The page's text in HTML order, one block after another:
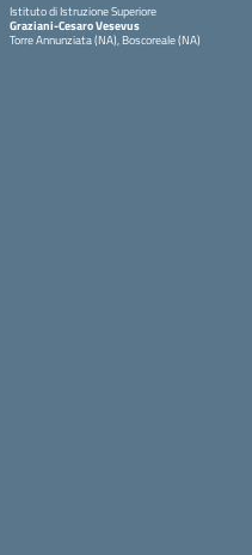
Istituto di Istruzione Superiore
Graziani-Cesaro Vesevus
Torre Annunziata (NA), Boscoreale (NA)